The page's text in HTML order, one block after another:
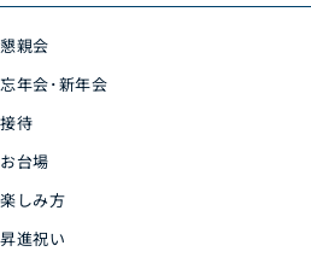
懇親会
忘年会･新年会
接待
お台場
楽しみ方
昇進祝い